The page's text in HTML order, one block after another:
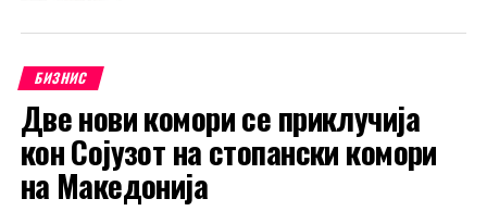
БИЗНИС
Две нови комори се приклучија
кон Сојузот на стопански комори
на Македонија